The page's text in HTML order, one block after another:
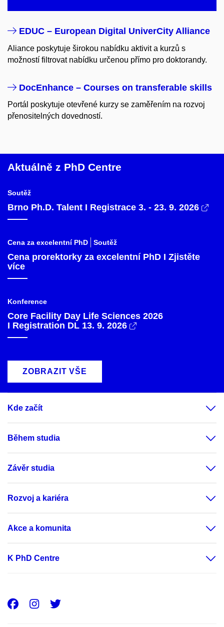
EDUC – European Digital UniverCity Alliance
Aliance poskytuje širokou nabídku aktivit a kurzů s
možností filtrovat nabídku určenou přímo pro doktorandy.​
DocEnhance – Courses on transferable skills
Portál poskytuje otevřené kurzy se zaměřením na rozvoj
přenositelných dovedností.
Aktuálně z PhD Centre
Soutěž
Brno Ph.D. Talent I Registrace 3. - 23. 9. 2026
Cena za excelentní PhD Soutěž
Cena prorektorky za excelentní PhD I Zjistěte
více
Konference
Core Facility Day Life Sciences 2026
I Registration DL 13. 9. 2026
ZOBRAZIT VŠE
Kde začít
Během studia
Závěr studia
Rozvoj a kariéra
Akce a komunita
K PhD Centre
Facebook
Instagram
Twitter